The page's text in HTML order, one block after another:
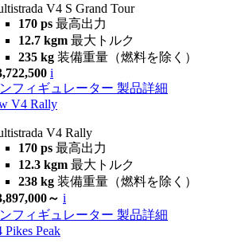
V4 S Grand Tour
170 ps 最高出力
12.7 kgm 最大トルク
235 kg 装備重量（燃料を除く）
i
フィギュレーター 製品詳細
V4 Rally
V4 Rally
170 ps 最高出力
12.3 kgm 最大トルク
238 kg 装備重量（燃料を除く）
～ i
フィギュレーター 製品詳細
Pikes Peak